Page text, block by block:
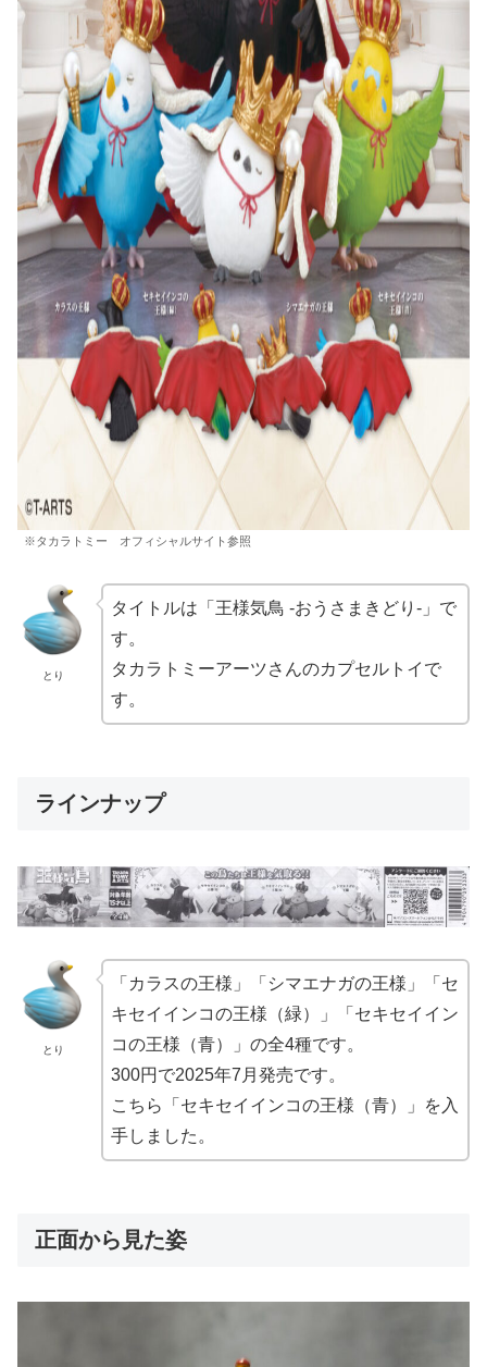
※タカラトミー オフィシャルサイト参照
とり
タイトルは「王様気鳥 -おうさまきどり-」で
す。
タカラトミーアーツさんのカプセルトイで
す。
ラインナップ
とり
「カラスの王様」「シマエナガの王様」「セ
キセイインコの王様（緑）」「セキセイイン
コの王様（青）」の全4種です。
300円で2025年7月発売です。
こちら「セキセイインコの王様（青）」を入
手しました。
正面から見た姿